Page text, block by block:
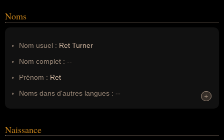
Noms
Nom usuel : Ret Turner
Nom complet : --
Prénom : Ret
Noms dans d'autres langues : --
Nom de famille :Turner
+
+
Naissance